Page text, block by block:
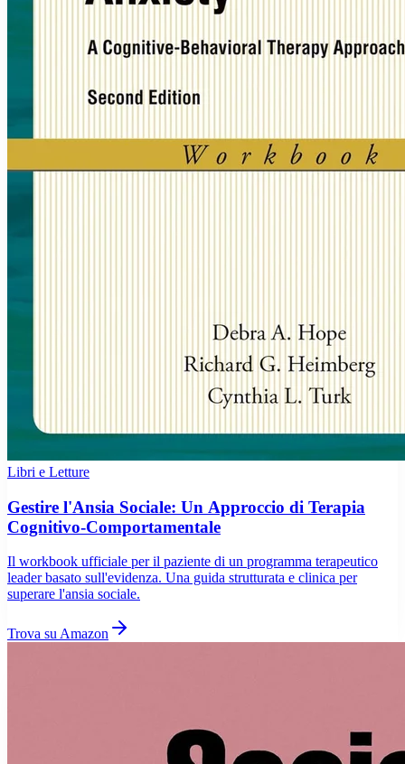
Libri e Letture
Gestire l'Ansia Sociale: Un Approccio di Terapia
Cognitivo-Comportamentale
Il workbook ufficiale per il paziente di un programma terapeutico
leader basato sull'evidenza. Una guida strutturata e clinica per
superare l'ansia sociale.
Trova su Amazon